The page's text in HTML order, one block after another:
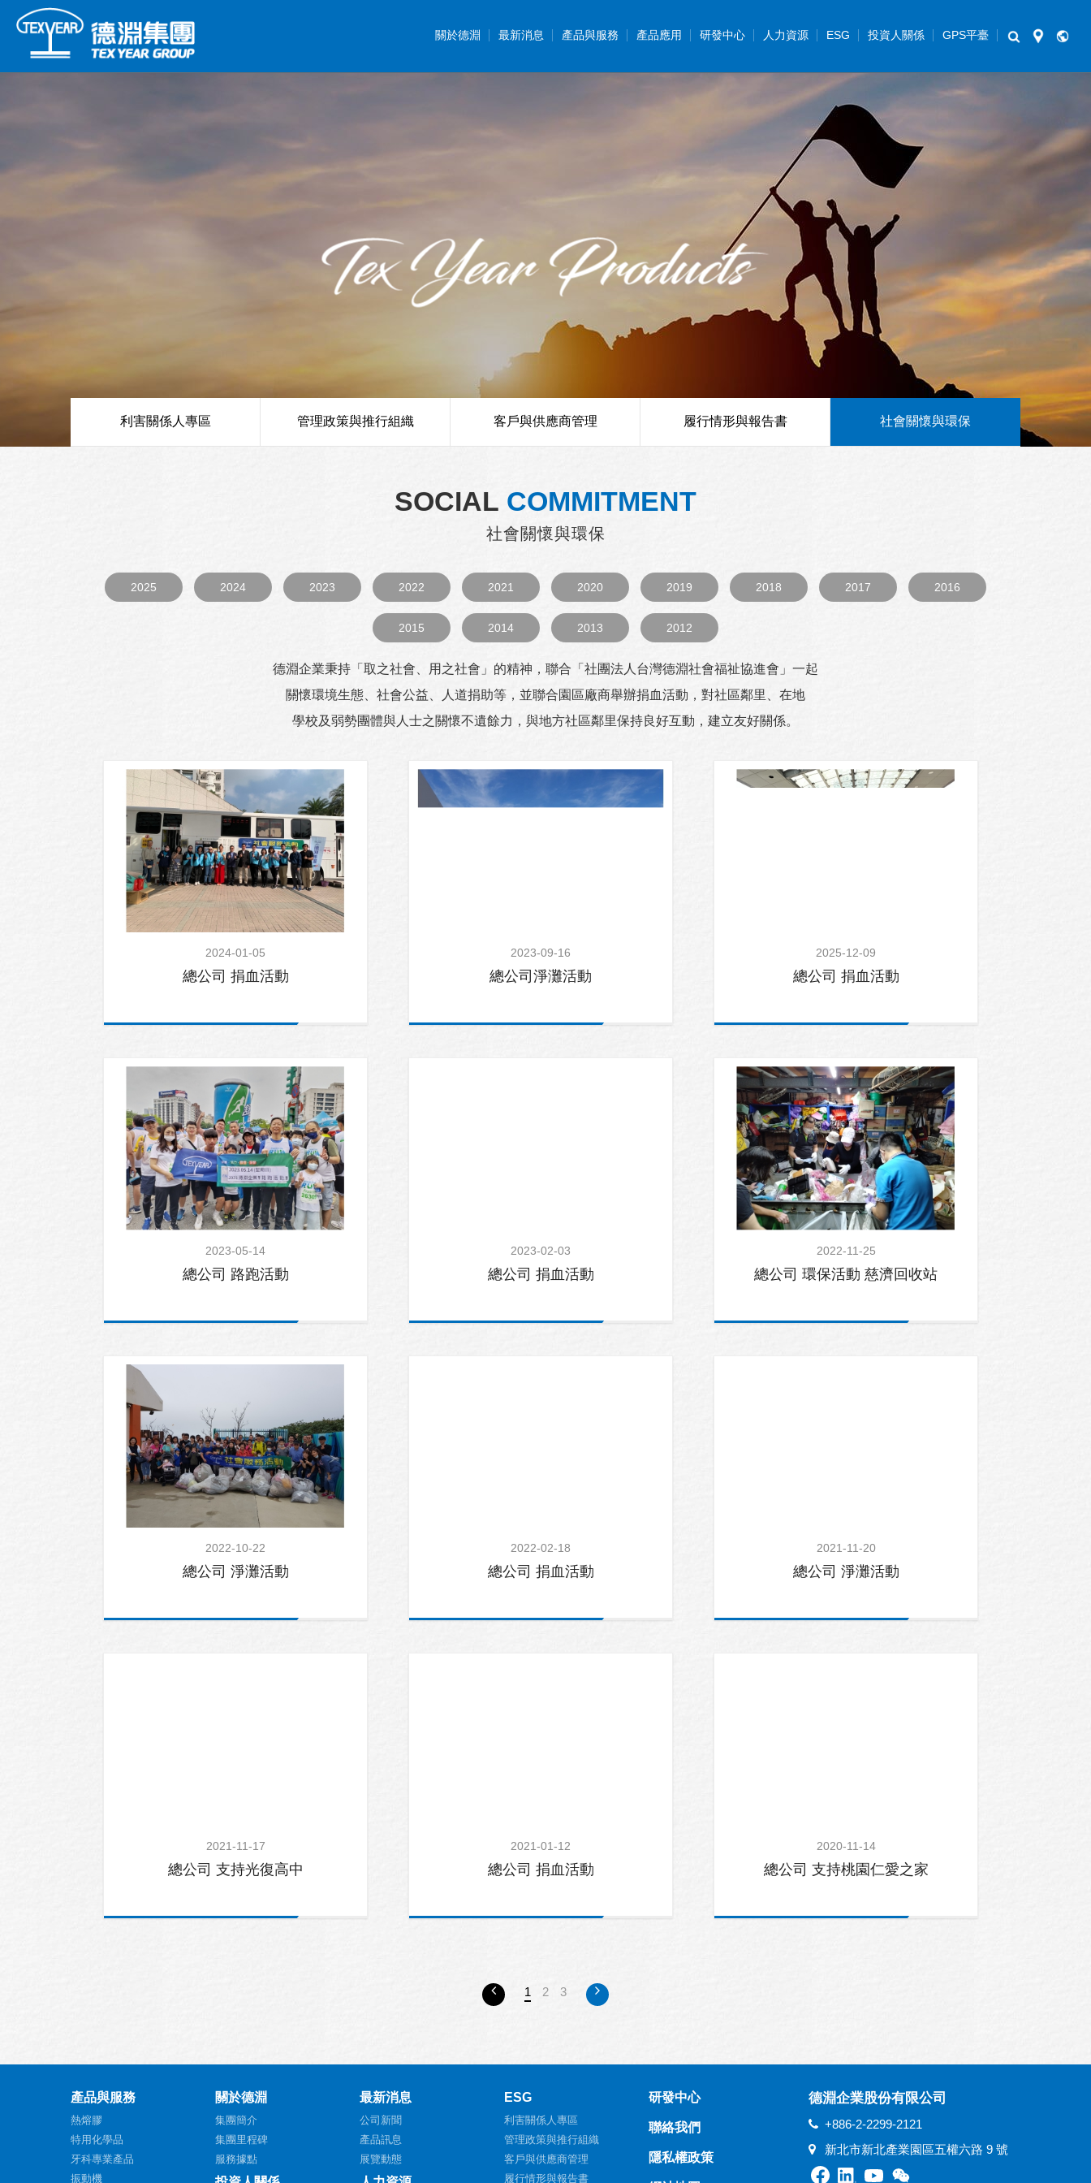
關於德淵 最新消息 產品與服務 產品應用 研發中心 人力資源 ESG 投資人關係 GPS平臺
利害關係人專區 管理政策與推行組織 客戶與供應商管理 履行情形與報告書 社會關懷與環保
SOCIAL COMMITMENT
社會關懷與環保
2025 2024 2023 2022 2021 2020 2019 2018 2017 2016
2015 2014 2013 2012
德淵企業秉持「取之社會、用之社會」的精神，聯合「社團法人台灣德淵社會福祉協進會」一起
關懷環境生態、社會公益、人道捐助等，並聯合園區廠商舉辦捐血活動，對社區鄰里、在地
學校及弱勢團體與人士之關懷不遺餘力，與地方社區鄰里保持良好互動，建立友好關係。
2024-01-05
總公司 捐血活動
2023-09-16
總公司淨灘活動
2025-12-09
總公司 捐血活動
2023-05-14
總公司 路跑活動
2023-02-03
總公司 捐血活動
2022-11-25
總公司 環保活動 慈濟回收站
2022-10-22
總公司 淨灘活動
2022-02-18
總公司 捐血活動
2021-11-20
總公司 淨灘活動
2021-11-17
總公司 支持光復高中
2021-01-12
總公司 捐血活動
2020-11-14
總公司 支持桃園仁愛之家
1 2 3
德淵企業股份有限公司
+886-2-2299-2121
新北市新北產業園區五權六路 9 號
產品與服務
熱熔膠
特用化學品
牙科專業產品
振動機
關於德淵
集團簡介
集團里程碑
服務據點
最新消息
公司新聞
產品訊息
展覽動態
ESG
利害關係人專區
管理政策與推行組織
客戶與供應商管理
履行情形與報告書
研發中心
聯絡我們
隱私權政策